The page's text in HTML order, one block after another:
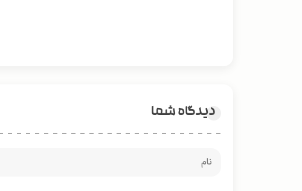
دیدگاه شما